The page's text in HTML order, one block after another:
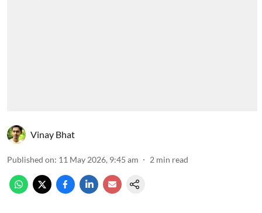
Vinay Bhat
Published on: 11 May 2026, 9:45 am 2 min read